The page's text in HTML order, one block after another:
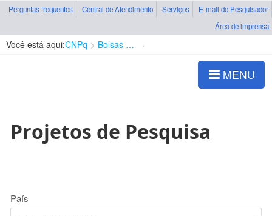
Perguntas frequentes Central de Atendimento Serviços
E-mail do Pesquisador
Área de imprensa
Você está aqui:CNPq Bolsas e Auxílios Vigentes
MENU
Projetos de Pesquisa
País